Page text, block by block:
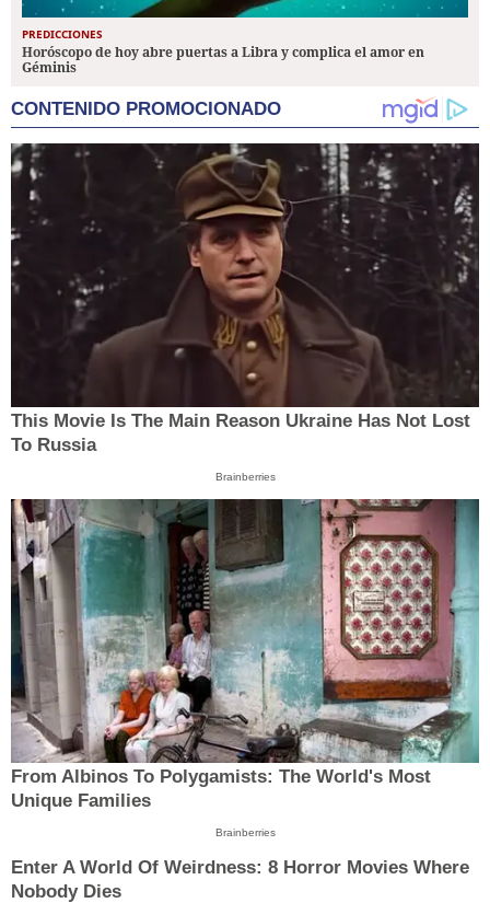
PREDICCIONES
Horóscopo de hoy abre puertas a Libra y complica el amor en
Géminis
CONTENIDO PROMOCIONADO
This Movie Is The Main Reason Ukraine Has Not Lost
To Russia
Brainberries
From Albinos To Polygamists: The World's Most
Unique Families
Brainberries
Enter A World Of Weirdness: 8 Horror Movies Where
Nobody Dies